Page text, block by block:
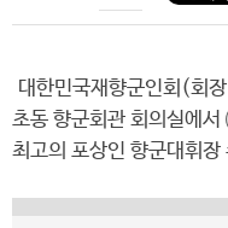
대한민국재향군인회(회
초동 향군회관 회의실에
최고의 포상인 향군대휘